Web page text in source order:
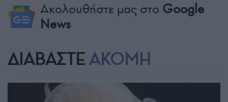
Ακολουθήστε μας στο Google
News
ΔΙΑΒΑΣΤΕ ΑΚΟΜΗ